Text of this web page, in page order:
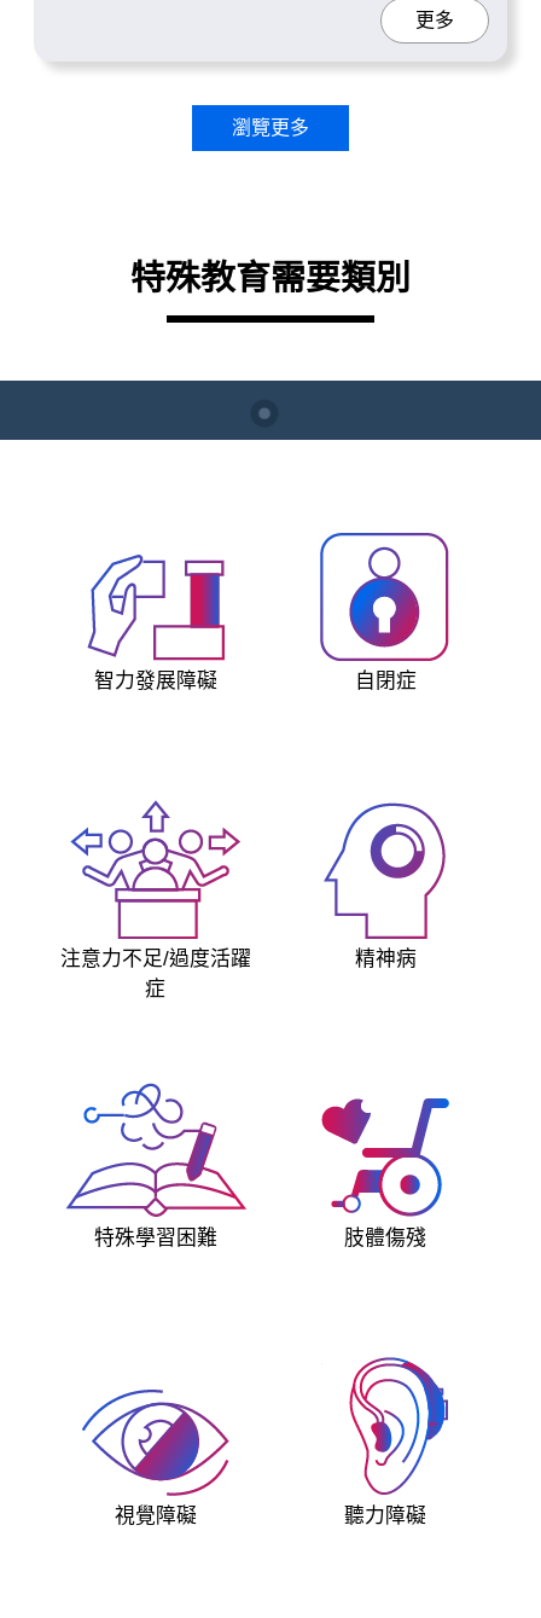
更多
瀏覽更多
特殊教育需要類別
智力發展障礙 自閉症
注意力不足/過度活躍
症
精神病
特殊學習困難 肢體傷殘
視覺障礙 聽力障礙